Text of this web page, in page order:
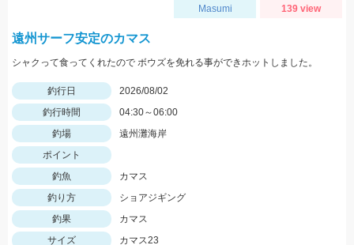
Masumi 139 view
遠州サーフ安定のカマス
シャクって食ってくれたので ボウズを免れる事ができホットしました。
釣行日
2026/08/02
釣行時間
04:30～06:00
釣場
遠州灘海岸
ポイント
釣魚
カマス
釣り方
ショアジギング
釣果
カマス
サイズ
カマス23